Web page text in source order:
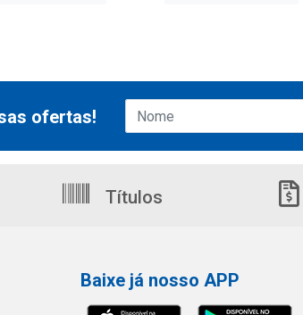
ofertas!
Títulos
Baixe já nosso APP